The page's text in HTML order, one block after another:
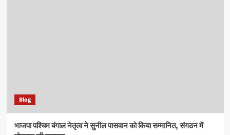
Blog
भाजपा पश्चिम बंगाल नेतृत्व ने सुनील पासवान को किया सम्मानित, संगठन में